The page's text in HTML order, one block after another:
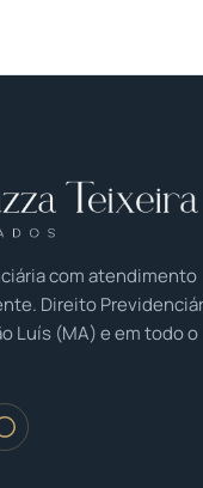
com atendimento
Direito
Luís (MA) e em todo o